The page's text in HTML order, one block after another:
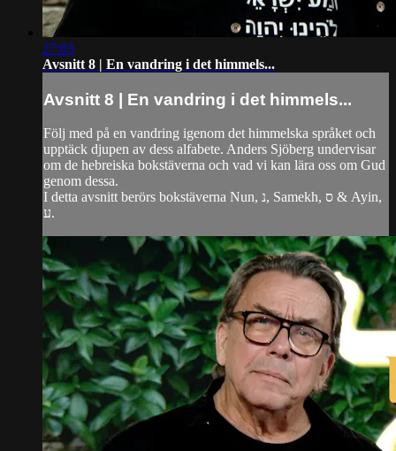
27:03
Avsnitt 8 | En vandring i det himmels...
Avsnitt 8 | En vandring i det himmels...
Följ med på en vandring igenom det himmelska språket och
upptäck djupen av dess alfabete. Anders Sjöberg undervisar
om de hebreiska bokstäverna och vad vi kan lära oss om Gud
genom dessa.
I detta avsnitt berörs bokstäverna Nun, נ, Samekh, ס & Ayin,
ע.